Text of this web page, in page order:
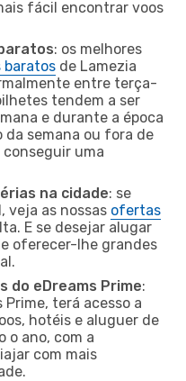
fácil encontrar voos
: os melhores
baratos de Lamezia
entre terça-
tendem a ser
e durante a época
da semana ou fora de
conseguir uma
na cidade: se
veja as nossas ofertas
E se desejar alugar
oferecer-lhe grandes
do eDreams Prime:
Prime, terá acesso a
hotéis e aluguer de
o ano, com a
com mais